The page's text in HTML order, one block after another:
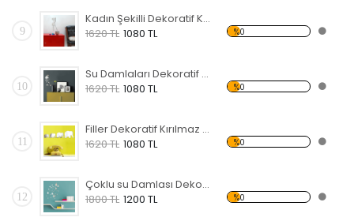
9
Kadın Şekilli Dekoratif Kırılmaz Ayna
1620 TL 1080 TL %0
10
Su Damlaları Dekoratif Kırılmaz Ayna
1620 TL 1080 TL %0
11
Filler Dekoratif Kırılmaz Ayna
1620 TL 1080 TL %0
12
Çoklu su Damlası Dekoratif Kırılmaz Ayna
1800 TL 1200 TL %0